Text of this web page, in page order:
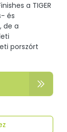
a TIGER
és
de a
porszórt